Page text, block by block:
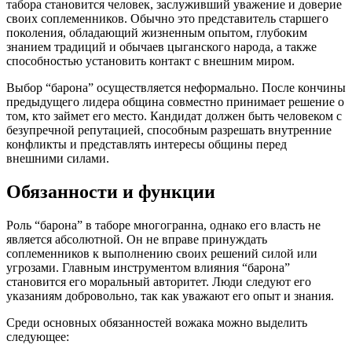
табора становится человек, заслуживший уважение и доверие
своих соплеменников. Обычно это представитель старшего
поколения, обладающий жизненным опытом, глубоким
знанием традиций и обычаев цыганского народа, а также
способностью установить контакт с внешним миром.
Выбор “барона” осуществляется неформально. После кончины
предыдущего лидера община совместно принимает решение о
том, кто займет его место. Кандидат должен быть человеком с
безупречной репутацией, способным разрешать внутренние
конфликты и представлять интересы общины перед
внешними силами.
Обязанности и функции
Роль “барона” в таборе многогранна, однако его власть не
является абсолютной. Он не вправе принуждать
соплеменников к выполнению своих решений силой или
угрозами. Главным инструментом влияния “барона”
становится его моральный авторитет. Люди следуют его
указаниям добровольно, так как уважают его опыт и знания.
Среди основных обязанностей вожака можно выделить
следующее: